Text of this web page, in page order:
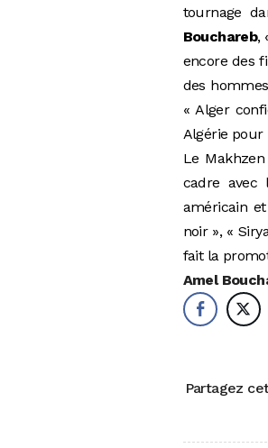
tournage
Bouchareb,
encore des
des
« Alger
Algérie pour
Le
cadre avec
américain
noir », «
fait la
Amel
Partagez